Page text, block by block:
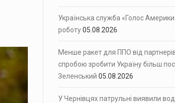
Українська служба «Голос
роботу05.08.2026
Менше ракет для ППО від
спробою зробити Україну більш
Зеленський 05.08.2026
У Чернівцях патрульні виявили